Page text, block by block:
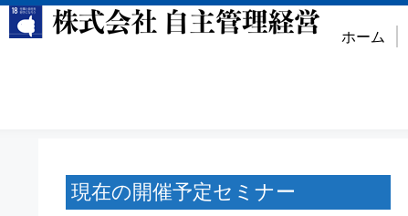
ホーム
現在の開催予定セミナー